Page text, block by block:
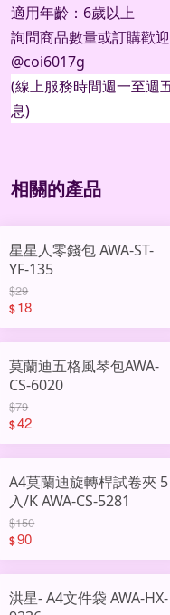
適用年齡：6歲以上
詢問商品數量或訂購歡
@coi6017g
(線上服務時間週一至週
息)
相關的產品
星星人零錢包 AWA-ST-
YF-135
$29
$18
莫蘭迪五格風琴包AWA-
CS-6020
$79
$42
A4莫蘭迪旋轉桿試卷夾 5
入/K AWA-CS-5281
$150
$90
洪星- A4文件袋 AWA-HX-